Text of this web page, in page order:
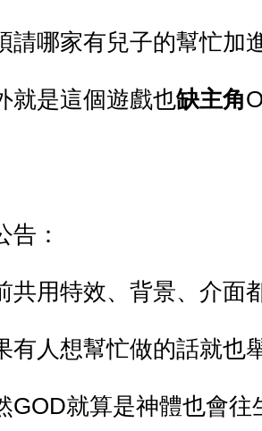
請哪家有兒子的幫忙加
就是這個遊戲也缺主角
告：
共用特效、背景、介面
有人想幫忙做的話就也
GOD就算是神體也會往